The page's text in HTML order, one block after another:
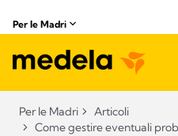
Per le Madri
Per le Madri
Articoli
Come gestire eventuali